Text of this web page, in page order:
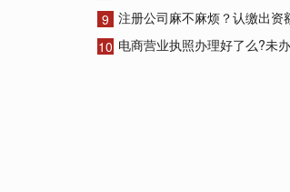
9 注册公司麻不麻烦？认缴出资
10 电商营业执照办理好了么?未